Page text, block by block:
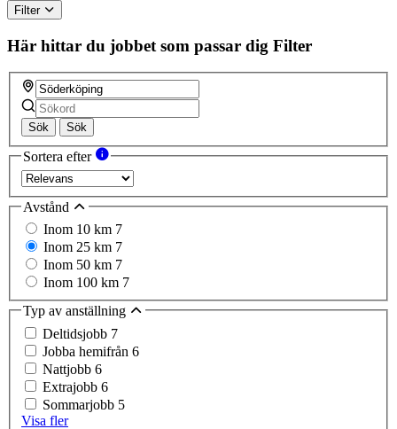
Filter
Här hittar du jobbet som passar dig Filter
Sök Sök
Sortera efter
Avstånd
Inom 10 km 7
Inom 25 km 7
Inom 50 km 7
Inom 100 km 7
Typ av anställning
Deltidsjobb 7
Jobba hemifrån 6
Nattjobb 6
Extrajobb 6
Sommarjobb 5
Visa fler